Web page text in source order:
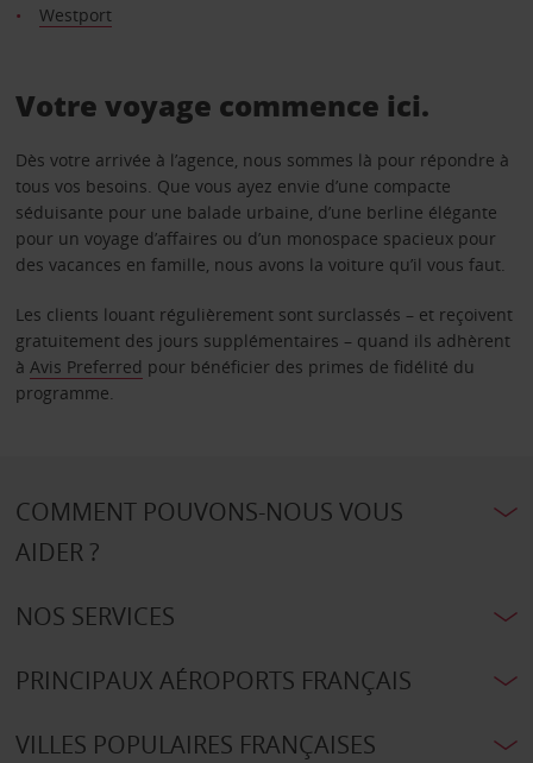
Westport
Votre voyage commence ici.
Dès votre arrivée à l’agence, nous sommes là pour répondre à
tous vos besoins. Que vous ayez envie d’une compacte
séduisante pour une balade urbaine, d’une berline élégante
pour un voyage d’affaires ou d’un monospace spacieux pour
des vacances en famille, nous avons la voiture qu’il vous faut.
Les clients louant régulièrement sont surclassés – et reçoivent
gratuitement des jours supplémentaires – quand ils adhèrent
à Avis Preferred pour bénéficier des primes de fidélité du
programme.
COMMENT POUVONS-NOUS VOUS
AIDER ?
NOS SERVICES
PRINCIPAUX AÉROPORTS FRANÇAIS
VILLES POPULAIRES FRANÇAISES